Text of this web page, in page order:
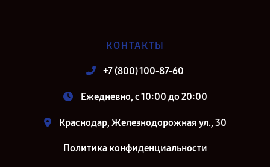
КОНТАКТЫ
+7 (800) 100-87-60
Ежедневно, с 10:00 до 20:00
Краснодар, Железнодорожная ул., 30
Политика конфиденциальности